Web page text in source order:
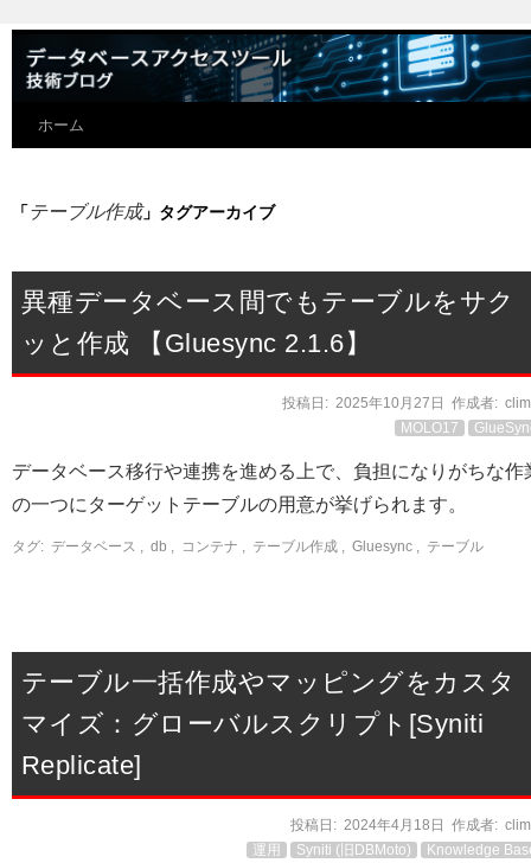
ホーム
「テーブル作成」タグアーカイブ
異種データベース間でもテーブルをサク
ッと作成 【Gluesync 2.1.6】
投稿日: 2025年10月27日 作成者:
MOLO17
データベース移行や連携を進める上で、負担になりがちな作
の一つにターゲットテーブルの用意が挙げられます。
タグ: データベース , db , コンテナ , テーブル作成 , Gluesync , テーブル
テーブル一括作成やマッピングをカスタ
マイズ：グローバルスクリプト[Syniti
Replicate]
投稿日: 2024年4月18日 作成者:
運用
Syniti (旧DBMoto) Knowledge